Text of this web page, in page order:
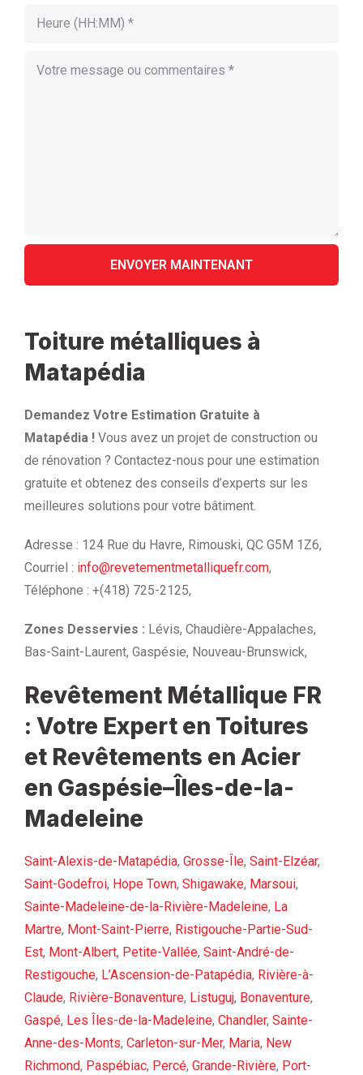
Toiture métalliques à
Matapédia
Demandez Votre Estimation Gratuite à
Matapédia ! Vous avez un projet de construction ou
de rénovation ? Contactez-nous pour une estimation
gratuite et obtenez des conseils d’experts sur les
meilleures solutions pour votre bâtiment.
Adresse : 124 Rue du Havre, Rimouski, QC G5M 1Z6,
Courriel : info@revetementmetalliquefr.com,
Téléphone : +(418) 725-2125,
Zones Desservies : Lévis, Chaudière-Appalaches,
Bas-Saint-Laurent, Gaspésie, Nouveau-Brunswick,
Revêtement Métallique FR
: Votre Expert en Toitures
et Revêtements en Acier
en Gaspésie–Îles-de-la-
Madeleine
Saint-Alexis-de-Matapédia, Grosse-Île, Saint-Elzéar,
Saint-Godefroi, Hope Town, Shigawake, Marsoui,
Sainte-Madeleine-de-la-Rivière-Madeleine, La
Martre, Mont-Saint-Pierre, Ristigouche-Partie-Sud-
Est, Mont-Albert, Petite-Vallée, Saint-André-de-
Restigouche, L’Ascension-de-Patapédia, Rivière-à-
Claude, Rivière-Bonaventure, Listuguj, Bonaventure,
Gaspé, Les Îles-de-la-Madeleine, Chandler, Sainte-
Anne-des-Monts, Carleton-sur-Mer, Maria, New
Richmond, Paspébiac, Percé, Grande-Rivière, Port-